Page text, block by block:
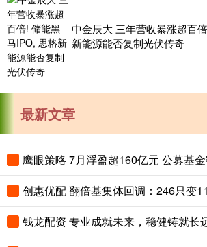
中金辰大 三年营收暴涨超百
新能源能否复制光伏传奇
最新文章
鹰眼策略 7月浮盈超160亿元 公募基